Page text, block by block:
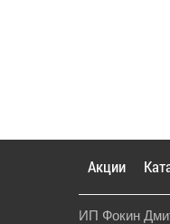
Акции
ИП Фокин